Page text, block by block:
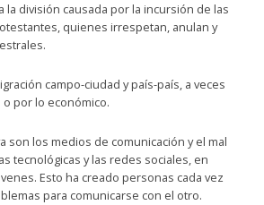
la división causada por la incursión de las
quienes irrespetan, anulan y
campo-ciudad y país-país, a veces
por lo económico.
son los medios de comunicación y el mal
tecnológicas y las redes sociales, en
Esto ha creado personas cada vez
para comunicarse con el otro.